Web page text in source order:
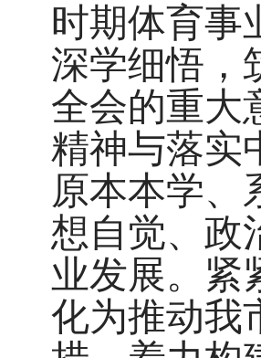
时期体育事
深学细悟，
全会的重大
精神与落实
原本本学、
想自觉、政
业发展。紧
化为推动我